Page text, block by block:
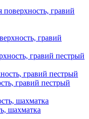
гравий
гравий пестрый
гравий пестрый
шахматка